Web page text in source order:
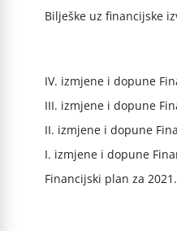
Bilješke uz financijske
IV. izmjene i dopune
III. izmjene i dopune
II. izmjene i dopune
I. izmjene i dopune
Financijski plan za